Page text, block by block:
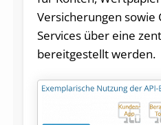
Versicherungen sowie
Services über eine
bereitgestellt werden.